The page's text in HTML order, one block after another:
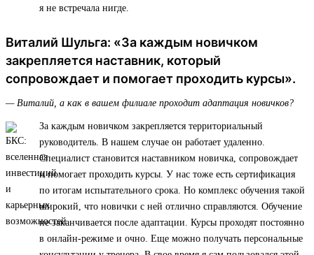
я не встречала нигде.
Виталий Шульга: «За каждым новичком
закрепляется наставник, который
сопровождает и помогает проходить курсы».
— Виталий, а как в вашем филиале проходит адаптация новичков?
За каждым новичком закрепляется территориальный
руководитель. В нашем случае он работает удаленно.
Специалист становится наставником новичка, сопровождает
и помогает проходить курсы. У нас тоже есть сертификация
по итогам испытательного срока. Но комплекс обучения такой
широкий, что новички с ней отлично справляются. Обучение
не заканчивается после адаптации. Курсы проходят постоянно
в онлайн-режиме и очно. Еще можно получать персональные